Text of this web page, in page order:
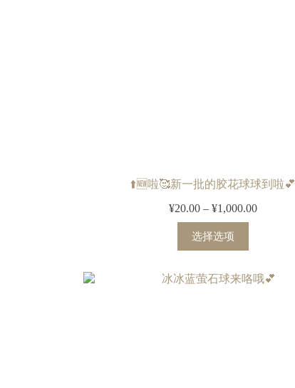
⬆️🆕啦🥰新一批的胶花球球到啦💕
¥20.00 – ¥1,000.00
选择选项